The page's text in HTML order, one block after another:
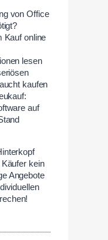
von Office
Kauf online
lesen
kaufen
auf
kein
Angebote